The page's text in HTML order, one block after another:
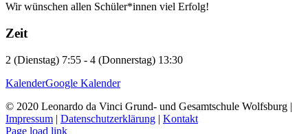
Wir wünschen allen Schüler*innen viel Erfolg!
Zeit
2 (Dienstag) 7:55 - 4 (Donnerstag) 13:30
KalenderGoogle Kalender
© 2020 Leonardo da Vinci Grund- und Gesamtschule Wolfsburg |
Impressum | Datenschutzerklärung | Kontakt
Page load link